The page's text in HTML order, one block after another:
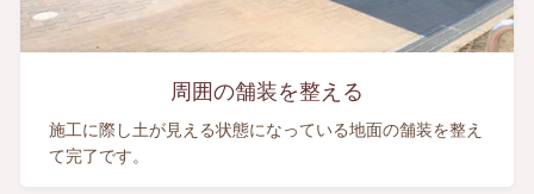
周囲の舗装を整える
施工に際し土が見える状態になっている地面の舗装を整え
て完了です。